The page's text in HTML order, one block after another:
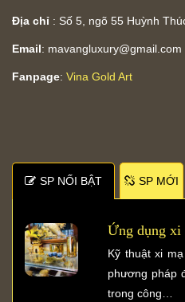
Địa chỉ : Số 5, ngõ 55 Huỳnh
Email: mavangluxury@gmail.com
Fanpage: Vina Gold Art
SP NỐI BẬT SP MỚI
Ứng dụng xi
Kỹ thuật xi
phương pháp
trong công…